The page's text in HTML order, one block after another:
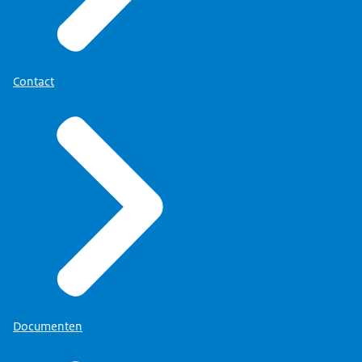
projecten uit ronde 1, 2 en 3 gaan dankzij de
investering van ruim €11 miljard de komende jaren
komende jaren verantwoording afleggen over de
adviseren over het toekennen van reserveringen,
voorwaardelijke toekenningen en over het beheer van
de projecten.
fondsbeheerders over de omzetting van
voorwaardelijke toekenningen en reserveringen naar
toekenningen, en over significante wijzigingen. Ze
de uitvoering van Nationaal Groeifonds projecten.
Contact
Documenten